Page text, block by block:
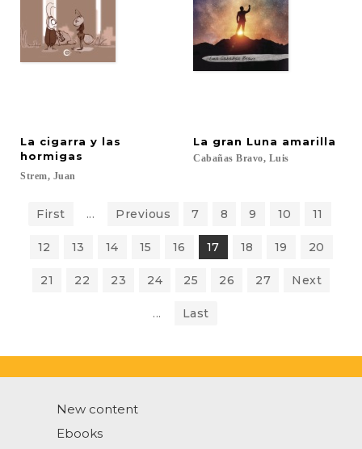
La cigarra y las
hormigas
Strem, Juan
La gran Luna amarilla
Cabañas Bravo, Luis
First ... Previous 7 8 9 10 11
12 13 14 15 16 17 18 19 20
21 22 23 24 25 26 27 Next
... Last
New content
Ebooks